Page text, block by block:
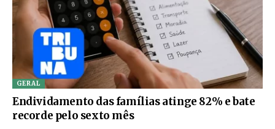
GERAL
Endividamento das famílias atinge 82% e bate
recorde pelo sexto mês